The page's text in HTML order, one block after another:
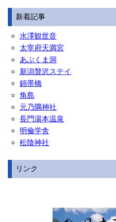
新着記事
水澤観世音
太宰府天満宮
あぶくま洞
新潟贅沢ステイ
錦帯橋
角島
元乃隅神社
長門湯本温泉
明倫学舎
松陰神社
リンク